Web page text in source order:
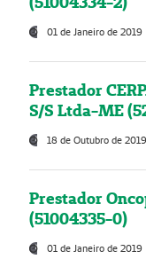
01 de Janeiro de 2019
Prestador
S/S Ltda-ME
18 de Outubro de 2019
Prestador
(51004335-0)
01 de Janeiro de 2019